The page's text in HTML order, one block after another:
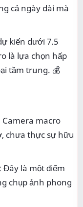
cả ngày dài mà
kiến dưới 7.5
là lựa chọn hấp
tầm trung. 💰
Camera macro
chưa thực sự hữu
Đây là một điểm
chụp ảnh phong